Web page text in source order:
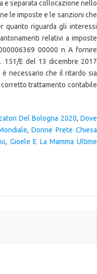
Del Bologna 2020, Dove
,Donne Prete Chiesa
, Gioele E La Mamma Ultime